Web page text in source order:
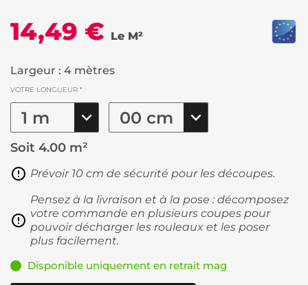
14,49 € Le M²
Largeur : 4 mètres
VOTRE LONGUEUR * :
Soit 4.00 m²
Prévoir 10 cm de sécurité pour les découpes.
Pensez à la livraison et à la pose : décomposez
votre commande en plusieurs coupes pour
pouvoir décharger les rouleaux et les poser
plus facilement.
Disponible uniquement en retrait mag